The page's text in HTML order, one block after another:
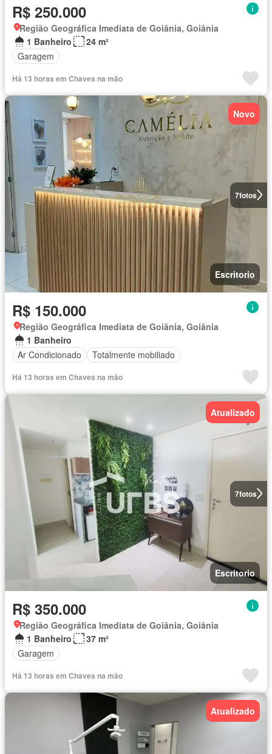
R$ 250.000
Região Geográfica Imediata de Goiânia, Goiânia
1 Banheiro
24 m²
Garagem
Há 13 horas em Chaves na mão
7fotos
Novo
Escritorio
R$ 150.000
Região Geográfica Imediata de Goiânia, Goiânia
1 Banheiro
Ar Condicionado
Totalmente mobiliado
Há 13 horas em Chaves na mão
7fotos
Atualizado
Escritorio
R$ 350.000
Região Geográfica Imediata de Goiânia, Goiânia
1 Banheiro
37 m²
Garagem
Há 13 horas em Chaves na mão
Atualizado